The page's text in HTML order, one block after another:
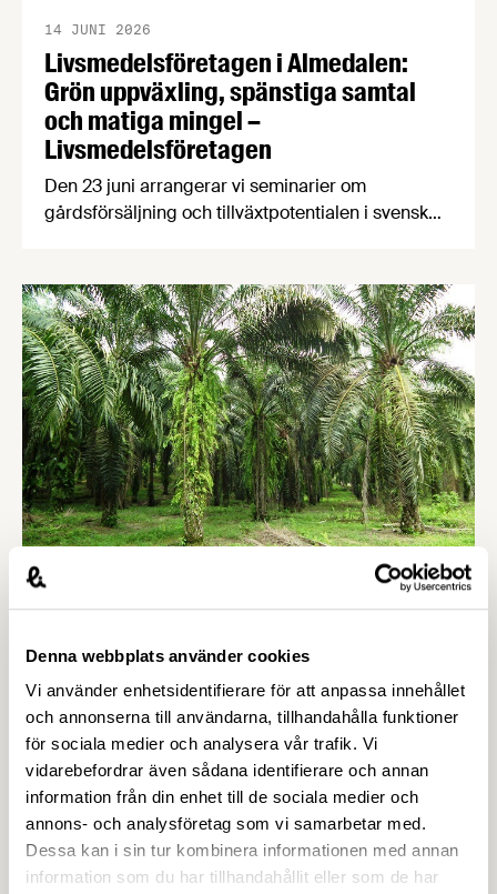
Denna webbplats använder cookies
Vi använder enhetsidentifierare för att anpassa innehållet
och annonserna till användarna, tillhandahålla funktioner
för sociala medier och analysera vår trafik. Vi
vidarebefordrar även sådana identifierare och annan
information från din enhet till de sociala medier och
annons- och analysföretag som vi samarbetar med.
Dessa kan i sin tur kombinera informationen med annan
information som du har tillhandahållit eller som de har
Livsmedelsföretagen i Almedalen:
Grön uppväxling, spänstiga samtal
och matiga mingel –
Livsmedelsföretagen
14 JUNI 2026
Den 23 juni arrangerar vi seminarier om
gårdsförsäljning och tillväxtpotentialen i svensk
hållbarhet och transporter samt ett gemensamt
branschmingel med LRF och Svensk
Dagligvaruhandel. Så tveka inte, kom till
Almedalen! Den 23 juni är det dags för
Livsmedelsdagen som i år kommer …
Framsteg mot hållbar palmolja
Livsmedelsföretagen har följt
svenska livsmedelsprodukter ska vara
hållbarhetscertifierad. Resultatet finns publicerat i
en rapport som presenterades på ett
palmoljeseminarium den 25 november.
Senaste nytt